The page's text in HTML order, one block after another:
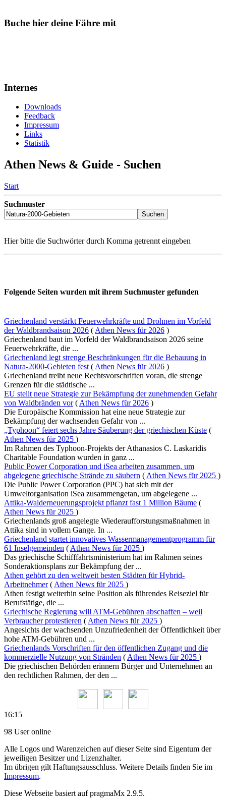
Buche hier deine Fähre mit
Internes
Downloads
Feedback
Impressum
Links
Statistik
Athen News & Guide - Suchen
Start
Suchmuster
Hier bitte die Suchwörter durch Komma getrennt eingeben
Folgende Seiten wurden mit ihrem Suchmuster gefunden
Griechenland verstärkt Feuerwehrkräfte und Drohnen im Vorfeld
der Waldbrandsaison 2026 ( Athen News für 2026 )
Griechenland baut im Vorfeld der Waldbrandsaison 2026 seine
Feuerwehrkräfte, die ...
Griechenland legt strenge Beschränkungen für die Bebauung in
Natura-2000-Gebieten fest ( Athen News für 2026 )
Griechenland treibt neue Rechtsvorschriften voran, die strenge
Grenzen für die städtische ...
EU stellt neue Strategie zur Bekämpfung der zunehmenden Gefahr
von Waldbränden vor( Athen News für 2026 )
Die Europäische Kommission hat eine neue Strategie zur
Bekämpfung der wachsenden Gefahr von ...
„Typhoon“ feiert sechs Jahre Säuberung der griechischen Küste (
Athen News für 2025 )
Im Rahmen des Typhoon-Projekts der Athanasios C. Laskaridis
Charitable Foundation wurden in ganz ...
Public Power Corporation und iSea arbeiten zusammen, um
abgelegene griechische Strände zu säubern ( Athen News für 2025 )
Die Public Power Corporation (PPC) hat sich mit der
Umweltorganisation iSea zusammengetan, um abgelegene ...
Attika-Walderneuerungsprojekt pflanzt fast 1 Million Bäume (
Athen News für 2025 )
Griechenlands groß angelegte Wiederaufforstungsmaßnahmen in
Attika sind in vollem Gange. In ...
Griechenland startet innovatives Wassermanagementprogramm für
61 Inselgemeinden ( Athen News für 2025 )
Das griechische Schifffahrtsministerium hat im Rahmen seines
Sonderaktionsplans zur Bekämpfung der ...
Athen gehört zu den weltweit besten Städten für Hybrid-
Arbeitnehmer( Athen News für 2025 )
Athen festigt weiterhin seine Position als führendes Reiseziel für
Berufstätige, die ...
Griechische Regierung will ATM-Gebühren abschaffen – weil
Verbraucher protestieren ( Athen News für 2025 )
Angesichts der wachsenden Unzufriedenheit der Öffentlichkeit über
hohe ATM-Gebühren und ...
Griechenlands Vorschriften für den öffentlichen Zugang und die
kommerzielle Nutzung von Stränden ( Athen News für 2025 )
Die griechischen Behörden erinnern Bürger und Unternehmen an
den rechtlichen Rahmen, der den ...
16:15
98 User online
Alle Logos und Warenzeichen auf dieser Seite sind Eigentum der
jeweiligen Besitzer und Lizenzhalter.
Im übrigen gilt Haftungsausschluss. Weitere Details finden Sie im
Impressum.
Diese Webseite basiert auf pragmaMx 2.9.5.